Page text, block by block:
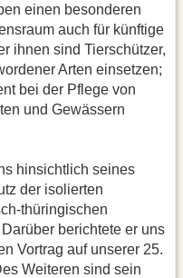
einen besonderen
auch für künftige
ihnen sind Tierschützer,
Arten einsetzen;
bei der Pflege von
und Gewässern
hinsichtlich seines
der isolierten
thüringischen
berichtete er uns
Vortrag auf unserer 25.
Weiteren sind sein